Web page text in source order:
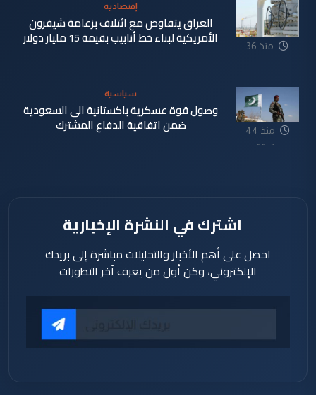
منذ 36
إقتصادية
العراق يتفاوض مع ائتلاف بزعامة شيفرون
الأمريكية لبناء خط أنابيب بقيمة 15 مليار دولار
منذ 44
دقيقة
سياسية
وصول قوة عسكرية باكستانية الى السعودية
ضمن اتفاقية الدفاع المشترك
اشترك في النشرة الإخبارية
احصل على أهم الأخبار والتحليلات مباشرة إلى بريدك
الإلكتروني، وكن أول من يعرف آخر التطورات